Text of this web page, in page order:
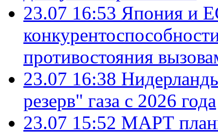
23.07 16:53 Япония и
противостояния
23.07 16:38
резерв" газа с 2026 года
23.07 15:52 МАРТ